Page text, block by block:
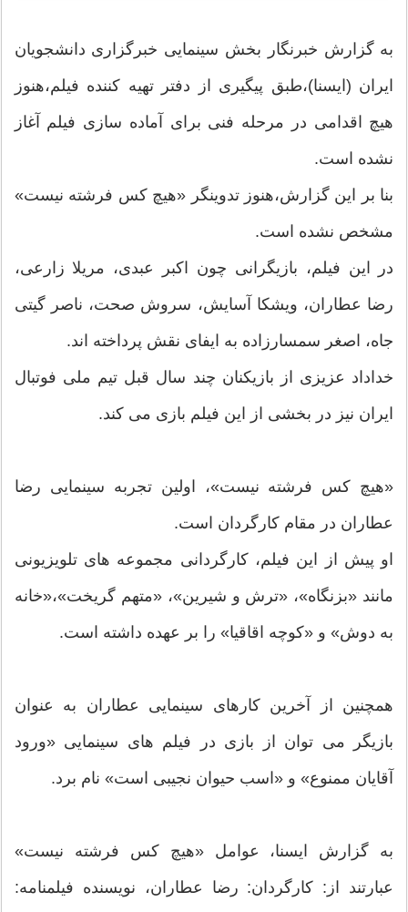
به گزارش خبرنگار بخش سینمایی خبرگزاری دانشجویان
ایران (ایسنا)،طبق پیگیری از دفتر تهیه كننده فیلم،هنوز
هیچ اقدامی در مرحله فنی برای آماده سازی فیلم آغاز
نشده است.
بنا بر این گزارش،هنوز تدوینگر «هیچ كس فرشته نیست»
مشخص نشده است.
در این فیلم، بازیگرانی چون اكبر عبدی، مریلا زارعی،
رضا عطاران، ویشكا آسایش، سروش صحت، ناصر گیتی
جاه، اصغر سمسارزاده به ایفای نقش پرداخته اند.
خداداد عزیزی از بازیكنان چند سال قبل تیم ملی فوتبال
ایران نیز در بخشی از این فیلم بازی می كند.
«هیچ كس فرشته نیست»، اولین تجربه سینمایی رضا
عطاران در مقام كارگردان است.
او پیش از این فیلم، كارگردانی مجموعه های تلویزیونی
مانند «بزنگاه»، «ترش و شیرین»، «متهم گریخت»،«خانه
به دوش» و «كوچه اقاقیا» را بر عهده داشته است.
همچنین از آخرین كارهای سینمایی عطاران به عنوان
بازیگر می توان از بازی در فیلم های سینمایی «ورود
آقایان ممنوع» و «اسب حیوان نجیبی است» نام برد.
به گزارش ایسنا، عوامل «هیچ کس فرشته نیست»
عبارتند از: كارگردان: رضا عطاران، نویسنده فیلمنامه: